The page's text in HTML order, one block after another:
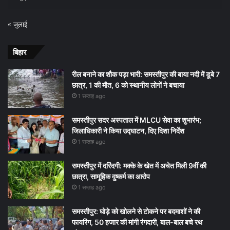
« जुलाई
बिहार
रील बनाने का शौक पड़ा भारी: समस्तीपुर की बाया नदी में डूबे 7
छात्र, 1 की मौत, 6 को स्थानीय लोगों ने बचाया
1 सप्ताह ago
समस्तीपुर सदर अस्पताल में MLCU सेवा का शुभारंभ;
जिलाधिकारी ने किया उद्घाटन, दिए दिशा निर्देश
1 सप्ताह ago
समस्तीपुर में दरिंदगी: मक्के के खेत में अचेत मिली 9वीं की
छात्रा, सामूहिक दुष्कर्म का आरोप
1 सप्ताह ago
समस्तीपुर: घोड़े को खोलने से टोकने पर बदमाशों ने की
फायरिंग, 50 हजार की मांगी रंगदारी, बाल-बाल बचे रथ